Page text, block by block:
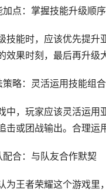
加点：掌握技能升级顺序
技能时，应该优先提升
效果时刻，最后再升级
策略：灵活运用技能组合
中，玩家应该灵活运用
击或团战输出。合理运
配合：与队友合作默契
为王者荣耀这个游戏里